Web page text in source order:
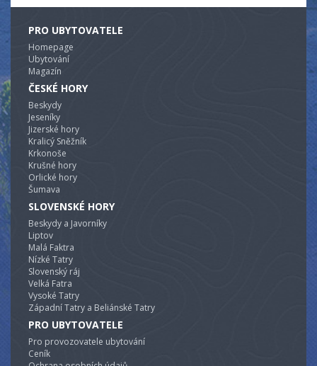
PRO UBYTOVATELE
Homepage
Ubytování
Magazín
ČESKÉ HORY
Beskydy
Jeseníky
Jizerské hory
Kralicý Sněžník
Krkonoše
Krušné hory
Orlické hory
Šumava
SLOVENSKÉ HORY
Beskydy a Javorníky
Liptov
Malá Faktra
Nízké Tatry
Slovenský ráj
Velká Fatra
Vysoké Tatry
Západní Tatry a Beliánské Tatry
PRO UBYTOVATELE
Pro provozovatele ubytování
Ceník